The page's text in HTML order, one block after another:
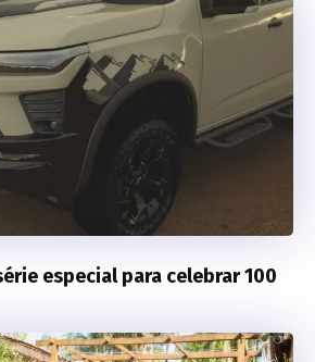
especial para celebrar 100